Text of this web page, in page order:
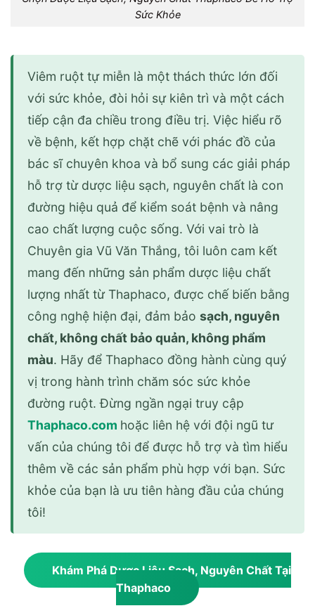
Sức Khỏe
Viêm ruột tự miễn là một thách thức lớn đối
với sức khỏe, đòi hỏi sự kiên trì và một cách
tiếp cận đa chiều trong điều trị. Việc hiểu rõ
về bệnh, kết hợp chặt chẽ với phác đồ của
bác sĩ chuyên khoa và bổ sung các giải pháp
hỗ trợ từ dược liệu sạch, nguyên chất là con
đường hiệu quả để kiểm soát bệnh và nâng
cao chất lượng cuộc sống. Với vai trò là
Chuyên gia Vũ Văn Thắng, tôi luôn cam kết
mang đến những sản phẩm dược liệu chất
lượng nhất từ Thaphaco, được chế biến bằng
công nghệ hiện đại, đảm bảo sạch, nguyên
chất, không chất bảo quản, không phẩm
màu. Hãy để Thaphaco đồng hành cùng quý
vị trong hành trình chăm sóc sức khỏe
đường ruột. Đừng ngần ngại truy cập
Thaphaco.com hoặc liên hệ với đội ngũ tư
vấn của chúng tôi để được hỗ trợ và tìm hiểu
thêm về các sản phẩm phù hợp với bạn. Sức
khỏe của bạn là ưu tiên hàng đầu của chúng
tôi!
Khám Phá Dược Liệu Sạch, Nguyên Chất Tại
Thaphaco